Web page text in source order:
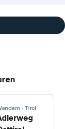
· Tirol